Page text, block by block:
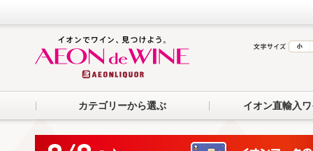
カテゴリーから選ぶ イオン直輸入